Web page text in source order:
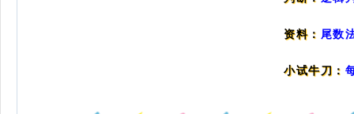
资料： 尾数
小试牛刀：